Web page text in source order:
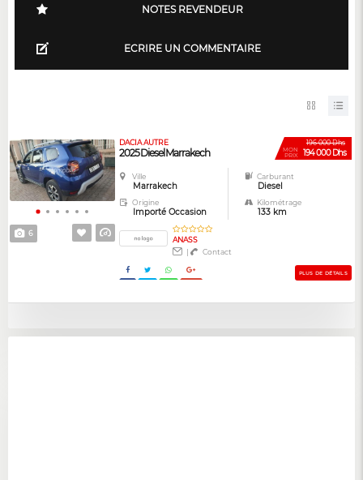
NOTES REVENDEUR
ECRIRE UN COMMENTAIRE
6
196 000 Dhs
MON
PRIX 194 000 Dhs
DACIA AUTRE
2025 Diesel Marrakech
Ville
Marrakech
Carburant
Diesel
Origine
Importé Occasion
Kilométrage
133 km
ANASS
|
Contact
PLUS DE DÉTAILS